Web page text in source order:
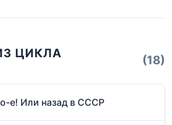
ЦИКЛА
(18)
е! Или назад в СССР